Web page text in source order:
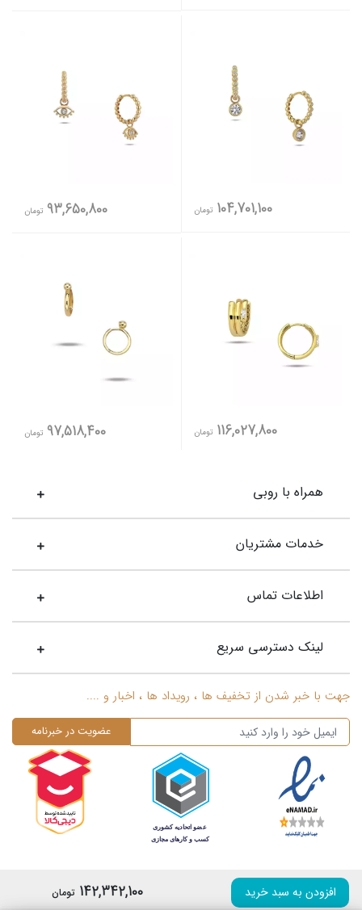
افزودن به سبد خرید 142,342,100 تومان
104,701,100 تومان 93,650,800 تومان
116,027,800 تومان 97,518,400 تومان
همراه با روبی
خدمات مشتریان
اطلاعات تماس
لینک دسترسی سریع
جهت با خبر شدن از تخفیف ها ، رویداد ها ، اخبار و ....